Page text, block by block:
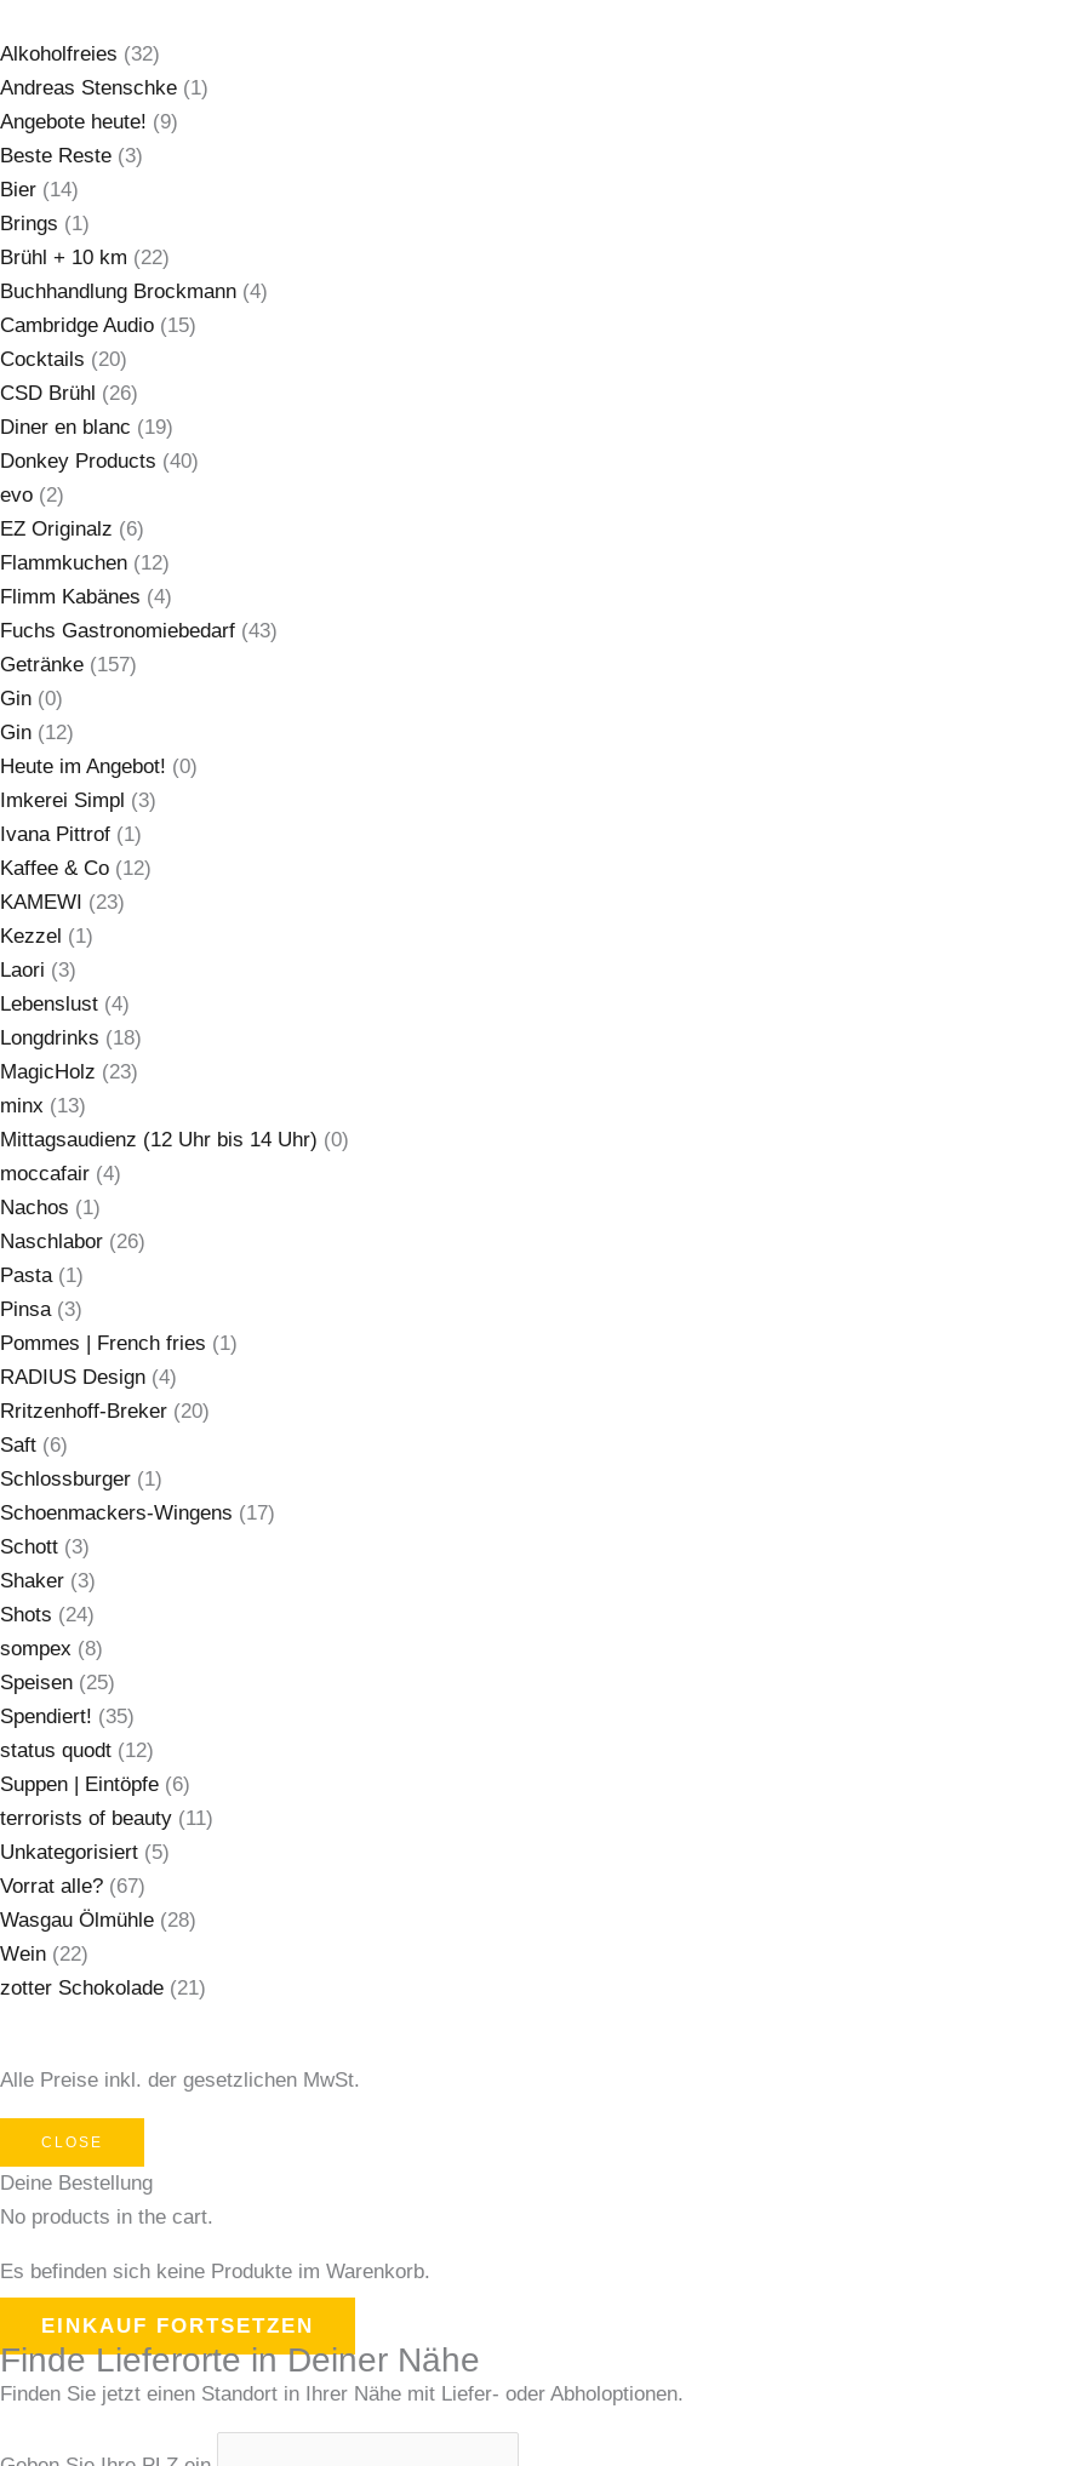
Alkoholfreies (32)
Andreas Stenschke (1)
Angebote heute! (9)
Beste Reste (3)
Bier (14)
Brings (1)
Brühl + 10 km (22)
Buchhandlung Brockmann (4)
Cambridge Audio (15)
Cocktails (20)
CSD Brühl (26)
Diner en blanc (19)
Donkey Products (40)
evo (2)
EZ Originalz (6)
Flammkuchen (12)
Flimm Kabänes (4)
Fuchs Gastronomiebedarf (43)
Getränke (157)
Gin (0)
Gin (12)
Heute im Angebot! (0)
Imkerei Simpl (3)
Ivana Pittrof (1)
Kaffee & Co (12)
KAMEWI (23)
Kezzel (1)
Laori (3)
Lebenslust (4)
Longdrinks (18)
MagicHolz (23)
minx (13)
Mittagsaudienz (12 Uhr bis 14 Uhr) (0)
moccafair (4)
Nachos (1)
Naschlabor (26)
Pasta (1)
Pinsa (3)
Pommes | French fries (1)
RADIUS Design (4)
Rritzenhoff-Breker (20)
Saft (6)
Schlossburger (1)
Schoenmackers-Wingens (17)
Schott (3)
Shaker (3)
Shots (24)
sompex (8)
Speisen (25)
Spendiert! (35)
status quodt (12)
Suppen | Eintöpfe (6)
terrorists of beauty (11)
Unkategorisiert (5)
Vorrat alle? (67)
Wasgau Ölmühle (28)
Wein (22)
zotter Schokolade (21)
Alle Preise inkl. der gesetzlichen MwSt.
CLOSE
Deine Bestellung
No products in the cart.
Es befinden sich keine Produkte im Warenkorb.
EINKAUF FORTSETZEN
Finde Lieferorte in Deiner Nähe
Finden Sie jetzt einen Standort in Ihrer Nähe mit Liefer- oder Abholoptionen.